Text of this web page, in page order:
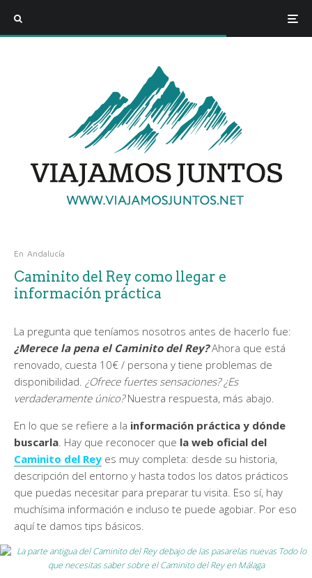
En Andalucía
Caminito del Rey como llegar e
información práctica
La pregunta que teníamos nosotros antes de hacerlo fue:
¿Merece la pena el Caminito del Rey?Ahora que está
renovado, cuesta 10€ / persona y tiene problemas de
disponibilidad. ¿Ofrece fuertes sensaciones? ¿Es
verdaderamente único?Nuestra respuesta, más abajo.
En lo que se refiere a la información práctica y dónde
buscarla. Hay que reconocer que la web oficial del
Caminito del Rey es muy completa: desde su historia,
descripción del entorno y hasta todos los datos prácticos
que puedas necesitar para preparar tu visita. Eso sí, hay
muchísima información e incluso te puede agobiar. Por eso
aquí te damos tips básicos.